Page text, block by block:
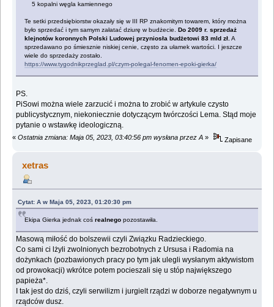
5 kopalni węgla kamiennego
Te setki przedsiębiorstw okazały się w III RP znakomitym towarem, który można
było sprzedać i tym samym załatać dziurę w budżecie.Do 2009 r. sprzedaż
klejnotów koronnych Polski Ludowej przyniosła budżetowi 83 mld zł. A
sprzedawano po śmiesznie niskiej cenie, często za ułamek wartości. I jeszcze
wiele do sprzedaży zostało.
https://www.tygodnikprzeglad.pl/czym-polegal-fenomen-epoki-gierka/
PS.
PiSowi można wiele zarzucić i można to zrobić w artykule czysto
publicystycznym, niekoniecznie dotyczącym twórczości Lema. Stąd moje
pytanie o wstawkę ideologiczną.
« Ostatnia zmiana: Maja 05, 2023, 03:40:56 pm wysłana przez A » Zapisane
xetras
Cytat: A w Maja 05, 2023, 01:20:30 pm
Ekipa Gierka jednak cośrealnego pozostawiła.
Masową miłość do bolszewii czyli Związku Radzieckiego.
Co sami ci lżyli zwolnionych bezrobotnych z Ursusa i Radomia na
dożynkach (pozbawionych pracy po tym jak ulegli wysłanym aktywistom
od prowokacji) wkrótce potem pocieszali się u stóp największego
papieża*.
I tak jest do dziś, czyli serwilizm i jurgielt rządzi w doborze negatywnym u
rządców dusz.